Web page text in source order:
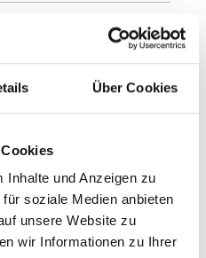
Über Cookies
Inhalte und Anzeigen zu
soziale Medien anbieten
unsere Website zu
wir Informationen zu Ihrer
von 0 von 5 Sternen
Produkt!
mit anderen